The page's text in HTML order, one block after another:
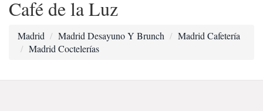
Café de la Luz
Madrid Madrid Desayuno Y Brunch
Madrid Cafetería
Madrid Coctelerías